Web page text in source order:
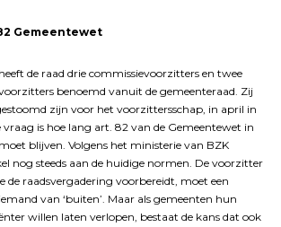
Gemeentewet
de raad drie commissievoorzitters en twee
benoemd vanuit de gemeenteraad. Zij
zijn voor het voorzittersschap, in april in
is hoe lang art. 82 van de Gemeentewet in
blijven. Volgens het ministerie van BZK
nog steeds aan de huidige normen. De voorzitter
de raadsvergadering voorbereidt, moet een
van ‘buiten’. Maar als gemeenten hun
willen laten verlopen, bestaat de kans dat ook